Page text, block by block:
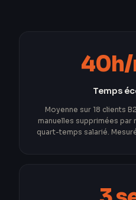
Temps
Moyenne sur 18 clients
manuelles supprimées par
quart-temps salarié.